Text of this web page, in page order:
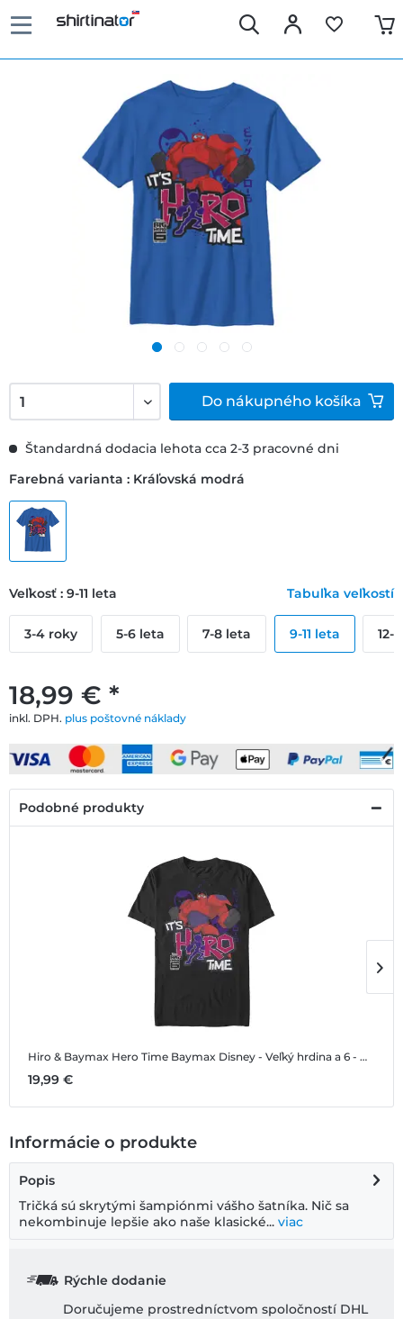
18,99 € *
inkl. DPH. plus poštovné náklady
Štandardná dodacia lehota cca 2-3 pracovné dni
Farebná varianta : Kráľovská modrá
Veľkosť : 9-11 leta Tabuľka veľkostí
3-4 roky 5-6 leta 7-8 leta 9-11 leta 12-
Do nákupného košíka
Podobné produkty
Hiro & Baymax Hero Time Baymax Disney - Veľký hrdina a 6 - Hiro & Baymax Hero Time Baymax - Pánske Tričko
19,99 €
Informácie o produkte
Popis
Tričká sú skrytými šampiónmi vášho šatníka. Nič sa
nekombinuje lepšie ako naše klasické... viac
Rýchle dodanie
Doručujeme prostredníctvom spoločností DHL